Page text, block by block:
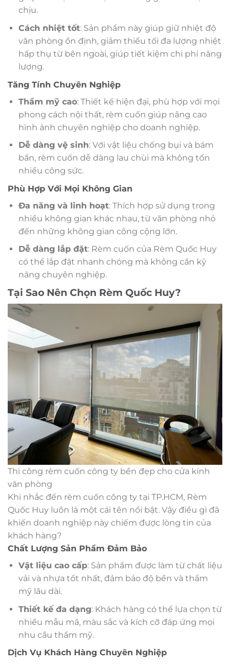
chịu.
Cách nhiệt tốt: Sản phẩm này giúp giữ nhiệt độ
văn phòng ổn định, giảm thiểu tối đa lượng nhiệt
hấp thụ từ bên ngoài, giúp tiết kiệm chi phí năng
lượng.
Tăng Tính Chuyên Nghiệp
Thẩm mỹ cao: Thiết kế hiện đại, phù hợp với mọi
phong cách nội thất, rèm cuốn giúp nâng cao
hình ảnh chuyên nghiệp cho doanh nghiệp.
Dễ dàng vệ sinh: Với vật liệu chống bụi và bám
bẩn, rèm cuốn dễ dàng lau chùi mà không tốn
nhiều công sức.
Phù Hợp Với Mọi Không Gian
Đa năng và linh hoạt: Thích hợp sử dụng trong
nhiều không gian khác nhau, từ văn phòng nhỏ
đến những không gian công cộng lớn.
Dễ dàng lắp đặt: Rèm cuốn của Rèm Quốc Huy
có thể lắp đặt nhanh chóng mà không cần kỹ
năng chuyên nghiệp.
Tại Sao Nên Chọn Rèm Quốc Huy?
Thi công rèm cuốn công ty bền đẹp cho cửa kính
văn phòng
Khi nhắc đến rèm cuốn công ty tại TP.HCM, Rèm
Quốc Huy luôn là một cái tên nổi bật. Vậy điều gì đã
khiến doanh nghiệp này chiếm được lòng tin của
khách hàng?
Chất Lượng Sản Phẩm Đảm Bảo
Vật liệu cao cấp: Sản phẩm được làm từ chất liệu
vải và nhựa tốt nhất, đảm bảo độ bền và thẩm
mỹ lâu dài.
Thiết kế đa dạng: Khách hàng có thể lựa chọn từ
nhiều mẫu mã, màu sắc và kích cỡ đáp ứng mọi
nhu cầu thẩm mỹ.
Dịch Vụ Khách Hàng Chuyên Nghiệp